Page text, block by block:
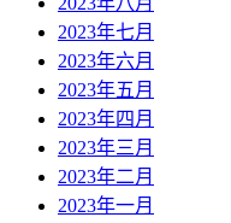
2023年七月
2023年六月
2023年五月
2023年四月
2023年三月
2023年二月
2023年一月